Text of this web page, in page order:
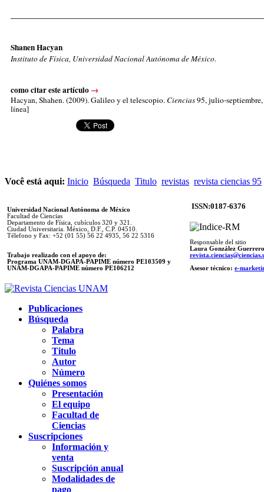
Shanen Hacyan
Instituto de Física, Universidad Nacional Autónoma de México.
como citar este artículo →
Hacyan, Shahen. (2009). Galileo y el telescopio. Ciencias95, julio-
línea]
Você está aqui: Inicio Búsqueda Titulo revistas revista ciencias 95
Universidad Nacional Autónoma de México
Facultad de Ciencias
Departamento de Física, cubículos 320 y 321.
Ciudad Universitaria. México, D.F., C.P. 04510.
Télefono y Fax: +52 (01 55) 56 22 4935, 56 22 5316
Trabajo realizado con el apoyo de:
Programa UNAM-DGAPA-PAPIME número PE103509 y
UNAM-DGAPA-PAPIME número PE106212
ISSN:0187-6376
Responsable del sitio
Laura González Guerrero
Asesor técnico: e-
Publicaciones
Búsqueda
Palabra
Tema
Titulo
Autor
Número
Quiénes somos
Presentación
El equipo
Facultad de
Ciencias
Suscripciones
Información y
venta
Suscripción anual
Modalidades de
pago